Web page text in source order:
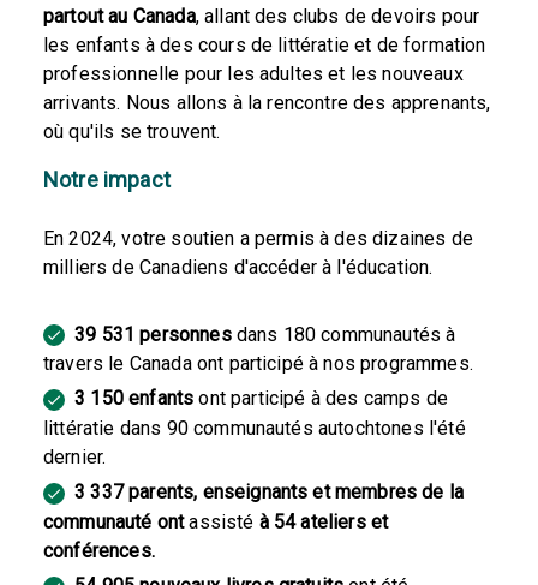
partout au Canada, allant des clubs de devoirs pour
les enfants à des cours de littératie et de formation
professionnelle pour les adultes et les nouveaux
arrivants. Nous allons à la rencontre des apprenants,
où qu'ils se trouvent.
Notre impact
En 2024, votre soutien a permis à des dizaines de
milliers de Canadiens d'accéder à l'éducation.
39 531 personnesdans 180 communautés à
travers le Canada ont participé à nos programmes.
3 150 enfants ont participé à des camps de
littératie dans 90 communautés autochtones l'été
dernier.
3 337 parents, enseignants et membres de la
communauté ontassisté à 54 ateliers et
conférences.